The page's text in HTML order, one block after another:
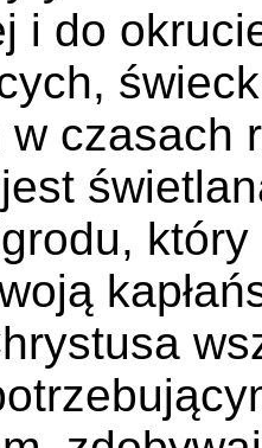
i do
czasach